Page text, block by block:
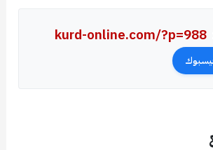
kurd-online.com/?p=988